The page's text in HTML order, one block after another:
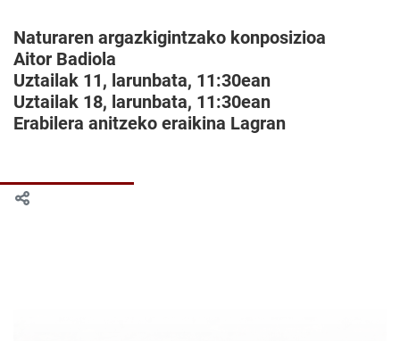
Naturaren argazkigintzako konposizioa
Aitor Badiola
Uztailak 11, larunbata, 11:30ean
Uztailak 18, larunbata, 11:30ean
Erabilera anitzeko eraikina Lagran